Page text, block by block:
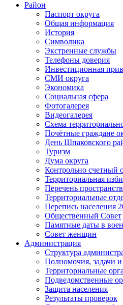
Район
Паспорт округа
Общая информация
История
Символика
Экстренные службы
Телефоны доверия
Инвестиционная
СМИ округа
Экономика
Социальная сфера
Фотогалерея
Видеогалерея
Схема
Почётные граждане
День Шпаковского
Туризм
Дума округа
Контрольно счетный
Территориальная
Перечень
Территориальные
Перепись населения
Общественный Совет
Памятные даты в
Совет женщин
Администрация
Структура
Полномочия, задачи
Территориальные
Подведомственные
Защита населения
Результаты проверок